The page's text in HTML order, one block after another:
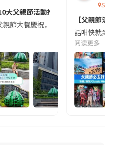
大父親節活動推介⚽足球
親節大餐慶祝，仲有咩特別節目？
【父親節活
話咁快就到
阅读更多